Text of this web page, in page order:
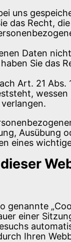
uns
das Recht,
Daten
Sie das
Art. 21
Ausübung
eines
genannte
einer
Ihren